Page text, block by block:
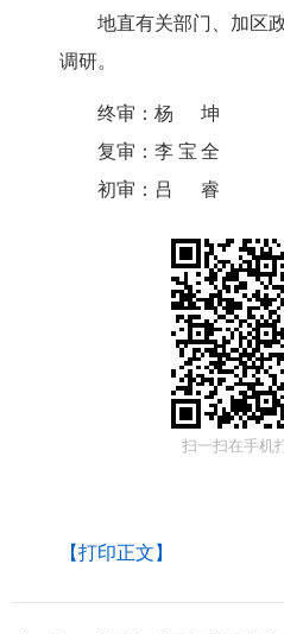
地直有关部门、加区
调研。
终审： 杨坤
复审： 李宝全
初审： 吕睿
扫一扫在手机
【打印正文】